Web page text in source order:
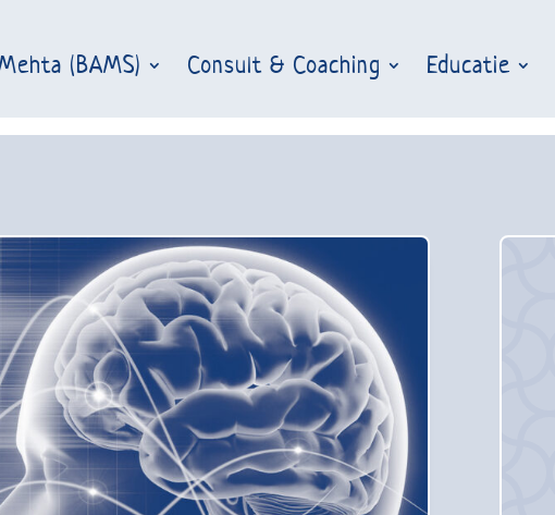
(BAMS) Consult & Coaching Educatie